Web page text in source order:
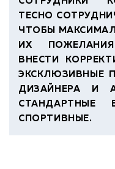
ТЕСНО
ЧТОБЫ
ИХ
ВНЕСТИ
ЭКСКЛЮЗИВНЫЕ
ДИЗАЙНЕРА И
СТАНДАРТНЫЕ
СПОРТИВНЫЕ.